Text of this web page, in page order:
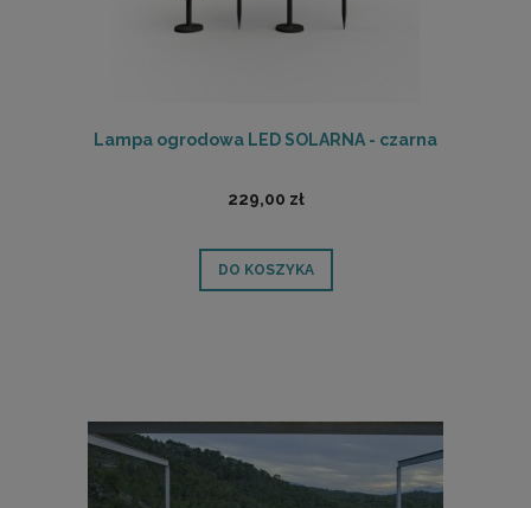
Lampa ogrodowa LED SOLARNA - czarna
229,00 zł
DO KOSZYKA